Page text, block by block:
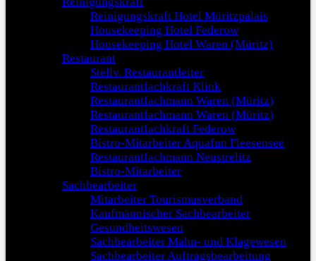
Reinigungskraft Hotel Müritzpalais
Housekeeping Hotel Federow
Housekeeping Hotel Waren (Müritz)
Restaurant
Stellv. Restaurantleiter
Restaurantfachkraft Klink
Restaurantfachmann Waren (Müritz)
Restaurantfachmann Waren (Müritz)
Restaurantfachkraft Federow
Bistro-Mitarbeiter Aquafun Fleesensee
Restaurantfachmann Neustrelitz
Bistro-Mitarbeiter
Sachbearbeiter
Mitarbeiter Tourismusverband
Kaufmännischer Sachbearbeiter
Gesundheitswesen
Sachbearbeiter Mahn- und Klagewesen
Sachbearbeiter Auftragsbearbeitung